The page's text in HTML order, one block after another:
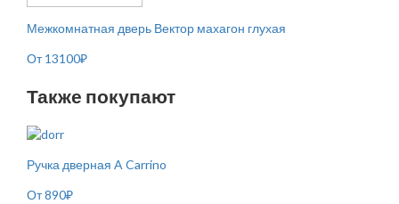
Межкомнатная дверь Вектор махагон глухая
От13100₽
Также покупают
Ручка дверная A Carrino
От890₽